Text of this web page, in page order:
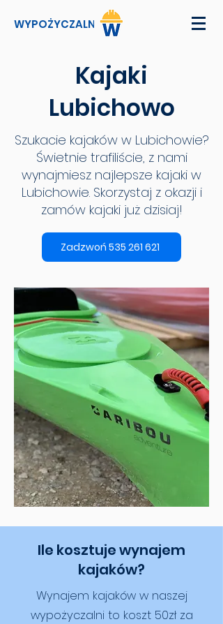
WYPOŻYCZALNI
Kajaki
Lubichowo
Szukacie kajaków w Lubichowie?
Świetnie trafiliście, z nami
wynajmiesz najlepsze kajaki w
Lubichowie. Skorzystaj z okazji i
zamów kajaki już dzisiaj!
Zadzwoń 535 261 621
Ile kosztuje wynajem
kajaków?
Wynajem kajaków w naszej
wypożyczalni to koszt 50zł za